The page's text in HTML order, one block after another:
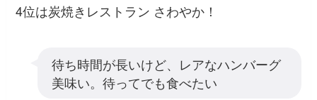
4位は炭焼きレストラン さわやか！
待ち時間が長いけど、レアなハンバーグ
美味い。待ってでも食べたい